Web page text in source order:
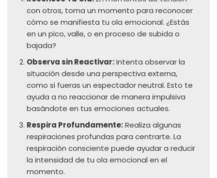
con otros, toma un momento para reconocer
cómo se manifiesta tu ola emocional. ¿Estás
en un pico, valle, o en proceso de subida o
bajada?
Observa sin Reactivar:Intenta observar la
situación desde una perspectiva externa,
como si fueras un espectador neutral. Esto te
ayuda a no reaccionar de manera impulsiva
basándote en tus emociones actuales.
Respira Profundamente:Realiza algunas
respiraciones profundas para centrarte. La
respiración consciente puede ayudar a reducir
la intensidad de tu ola emocional en el
momento.